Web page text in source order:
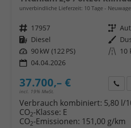
unverbindliche Lieferzeit: 10 Tage
Fahrzeugnr. 17957 Getriebe
Kraftstoff Diesel Außenfarbe
Leistung 90 kW (122 PS) Kilometerstand 10
04.04.2026
37.700,– €
incl. 19% MwSt.
Verbrauch kombiniert: 5,80 l/
CO2-Klasse: E
CO2-Emissionen: 151,00 g/km